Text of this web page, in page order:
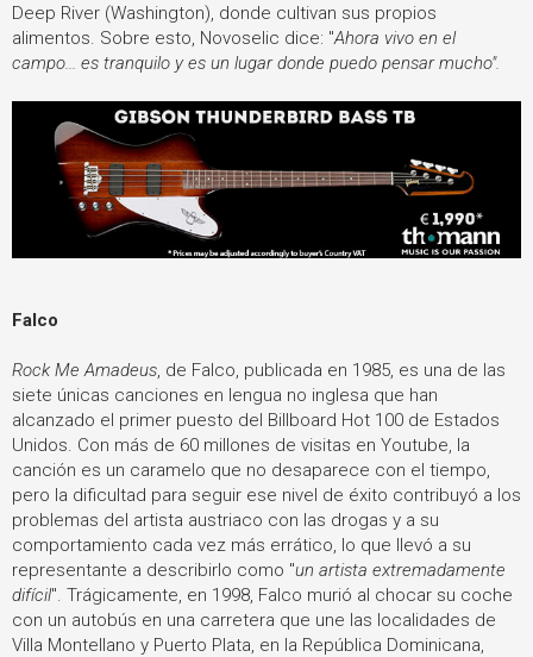
Deep River (Washington), donde cultivan sus propios
alimentos. Sobre esto, Novoselic dice: "Ahora vivo en el
campo... es tranquilo y es un lugar donde puedo pensar mucho".
Falco
Rock Me Amadeus, de Falco, publicada en 1985, es una de las
siete únicas canciones en lengua no inglesa que han
alcanzado el primer puesto del Billboard Hot 100 de Estados
Unidos. Con más de 60 millones de visitas en Youtube, la
canción es un caramelo que no desaparece con el tiempo,
pero la dificultad para seguir ese nivel de éxito contribuyó a los
problemas del artista austriaco con las drogas y a su
comportamiento cada vez más errático, lo que llevó a su
representante a describirlo como "un artista extremadamente
difícil". Trágicamente, en 1998, Falco murió al chocar su coche
con un autobús en una carretera que une las localidades de
Villa Montellano y Puerto Plata, en la República Dominicana,